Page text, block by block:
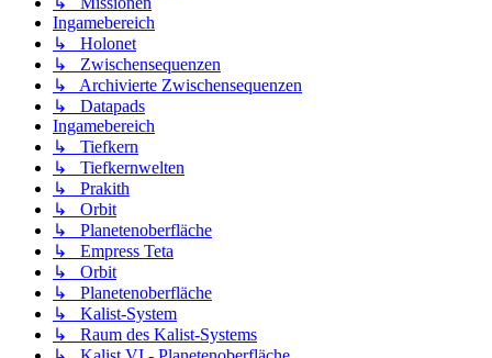
Ingamebereich
↳ Holonet
↳ Zwischensequenzen
↳ Archivierte Zwischensequenzen
↳ Datapads
Ingamebereich
↳ Tiefkern
↳ Tiefkernwelten
↳ Prakith
↳ Orbit
↳ Planetenoberfläche
↳ Empress Teta
↳ Orbit
↳ Planetenoberfläche
↳ Kalist-System
↳ Raum des Kalist-Systems